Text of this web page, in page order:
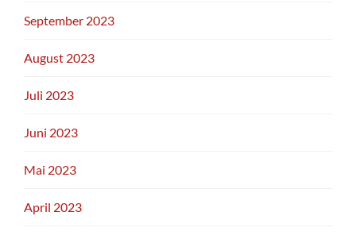
September 2023
August 2023
Juli 2023
Juni 2023
Mai 2023
April 2023